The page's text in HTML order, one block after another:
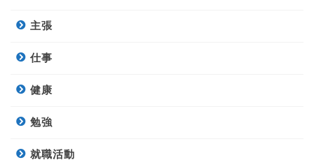
主張
仕事
健康
勉強
就職活動